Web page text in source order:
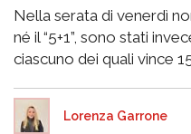
Nella serata di venerdì
né il “5+1”, sono stati
ciascuno dei quali vince
Lorenza Garrone